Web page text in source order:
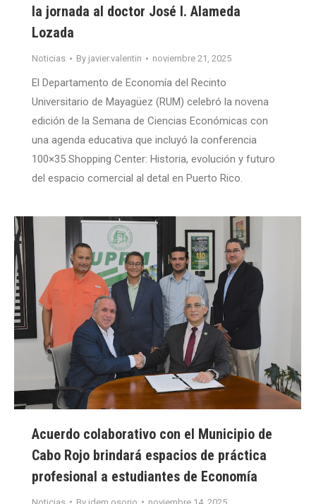
la jornada al doctor José I. Alameda
Lozada
Noticias By javier.valentin noviembre 21, 2025
El Departamento de Economía del Recinto
Universitario de Mayagüez (RUM) celebró la novena
edición de la Semana de Ciencias Económicas con
una agenda educativa que incluyó la conferencia
100×35 Shopping Center: Historia, evolución y futuro
del espacio comercial al detal en Puerto Rico.
Acuerdo colaborativo con el Municipio de
Cabo Rojo brindará espacios de práctica
profesional a estudiantes de Economía